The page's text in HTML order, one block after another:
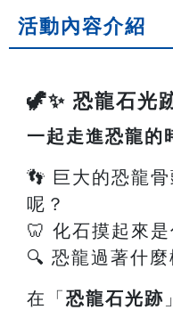
活動內容介紹
🦖✨ 恐龍石光
一起走進恐龍的
👣 巨大的恐龍
呢？
🦷 化石摸起來是
🔍 恐龍過著什麼
在「 恐龍石光跡